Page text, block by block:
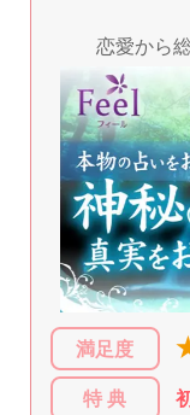
恋愛から
満足度
特 典